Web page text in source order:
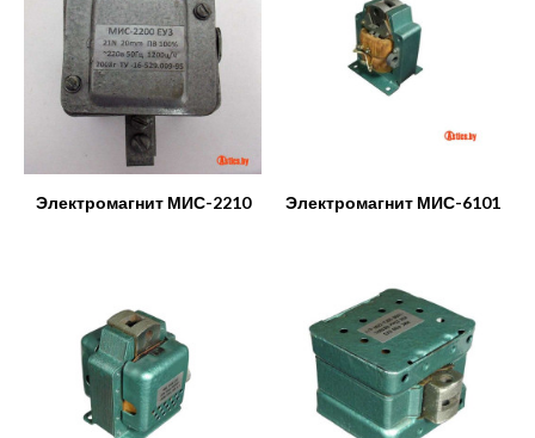
Электромагнит МИС-2210 Электромагнит МИС-6101